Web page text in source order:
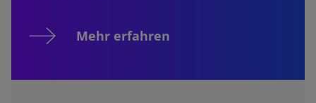
Mehr erfahren